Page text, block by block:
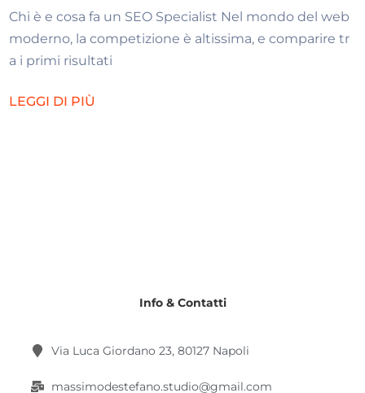
Chi è e cosa fa un SEO Specialist Nel mondo del web
moderno, la competizione è altissima, e comparire tr
a i primi risultati
LEGGI DI PIÙ
Info & Contatti
Via Luca Giordano 23, 80127 Napoli
massimodestefano.studio@gmail.com